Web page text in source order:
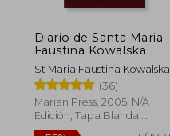
Diario de Santa Maria
Faustina Kowalska
St Maria Faustina Kowalska
(36)
Marian Press, 2005, N/A
Edición, Tapa Blanda,
Nuevo